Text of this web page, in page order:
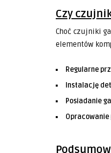
Czy
Choć czujniki
elementów
Regularne
Instalację
Posiadanie